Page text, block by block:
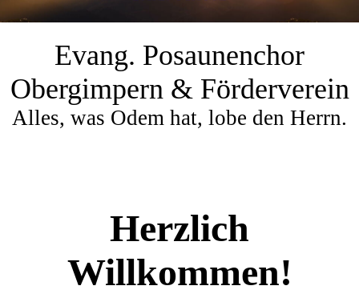
Evang. Posaunenchor
Obergimpern & Förderverein
Alles, was Odem hat, lobe den Herrn.
Herzlich
Willkommen!